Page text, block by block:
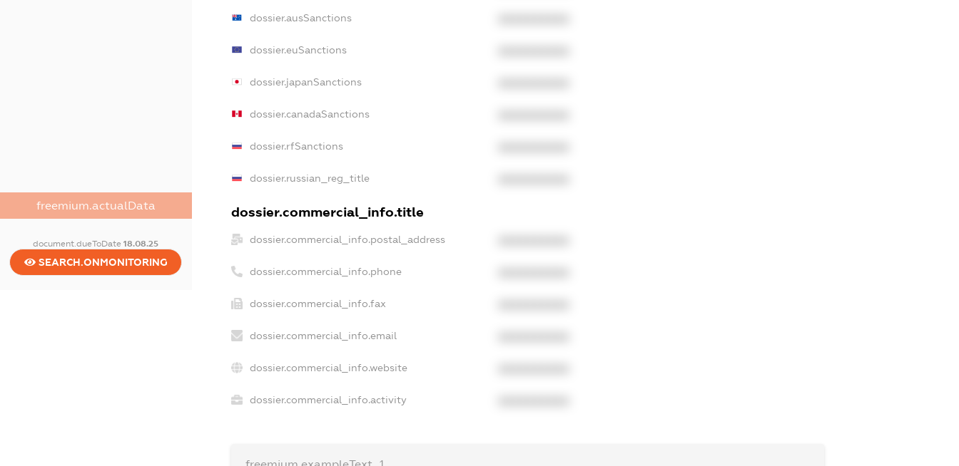
freemium.actualData
document.dueToDate18.08.25
SEARCH.ONMONITORING
dossier.ausSanctions
dossier.euSanctions
dossier.japanSanctions
dossier.canadaSanctions
dossier.rfSanctions
dossier.russian_reg_title
dossier.commercial_info.title
dossier.commercial_info.postal_address
dossier.commercial_info.phone
dossier.commercial_info.fax
dossier.commercial_info.email
dossier.commercial_info.website
dossier.commercial_info.activity